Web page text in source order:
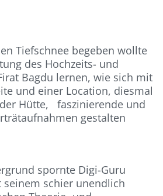
Tiefschnee begeben wollte
des Hochzeits- und
Bagdu lernen, wie sich mit
und einer Location, diesmal
Hütte, faszinierende und
gestalten
spornte Digi-Guru
schier unendlich